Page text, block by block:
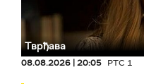
Тврђава
08.08.2026 | 20:05 РТС 1